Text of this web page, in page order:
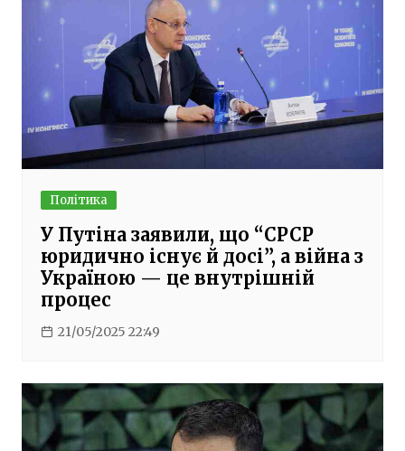
Політика
У Путіна заявили, що “СРСР
юридично існує й досі”, а війна з
Україною — це внутрішній
процес
21/05/2025 22:49